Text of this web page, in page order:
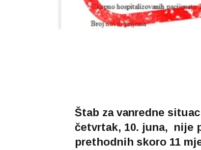
Štab za vanredne
četvrtak, 10. juna, nije
prethodnih skoro 11